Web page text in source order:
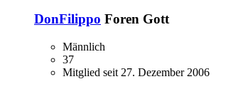
DonFilippo Foren Gott
Männlich
37
Mitglied seit 27. Dezember 2006